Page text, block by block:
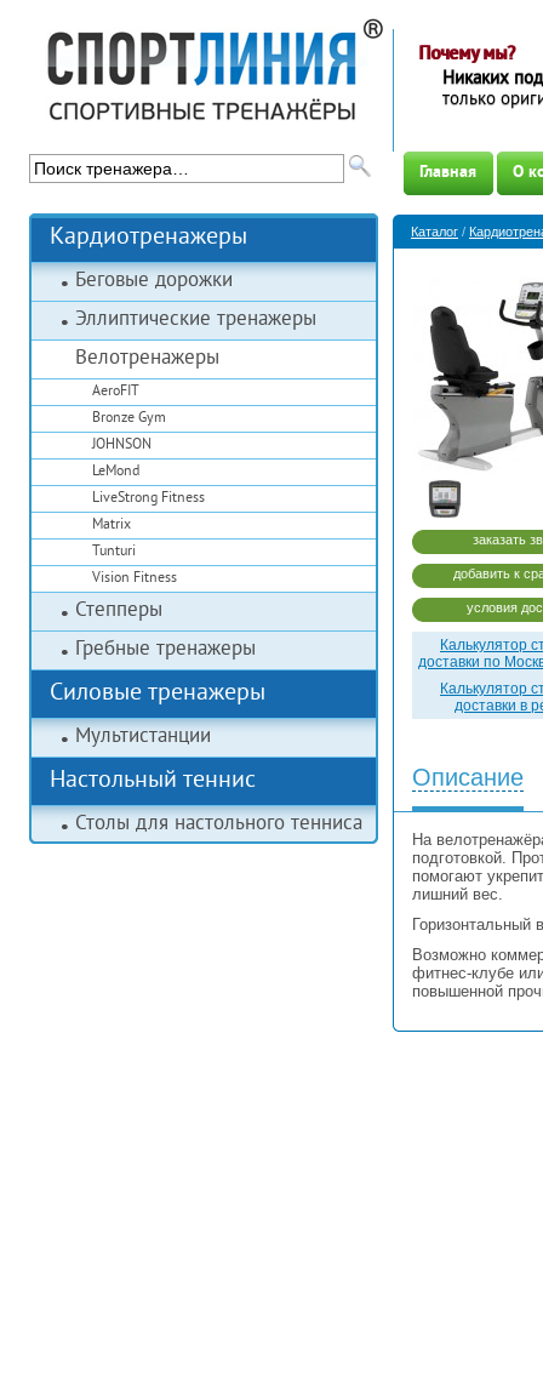
Кардиотренажеры
Беговые дорожки
Эллиптические тренажеры
Велотренажеры
AeroFIT
Bronze Gym
JOHNSON
LeMond
LiveStrong Fitness
Matrix
Tunturi
Vision Fitness
Степперы
Гребные тренажеры
Силовые тренажеры
Мультистанции
Настольный теннис
Столы для настольного тенниса
Почему мы?
Никаких
только
Главная О
Каталог /
заказать
добавить к
условия
Калькулятор
доставки по
Калькулятор
доставки в
Описание
На
подготовкой.
помогают
лишний вес.
Горизонтальный
Возможно
фитнес-клубе
повышенной